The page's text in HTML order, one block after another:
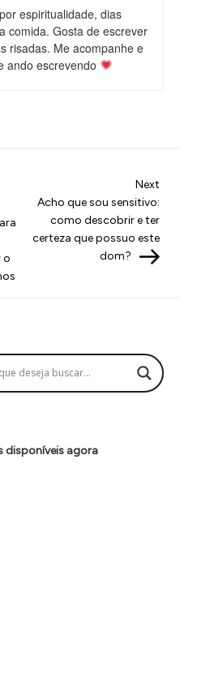
espiritualidade, dias
comida. Gosta de escrever
risadas. Me acompanhe e
ando escrevendo
o
Next
Post
Next
Acho que sou sensitivo:
como descobrir e ter
certeza que possuo este
dom?
disponíveis agora